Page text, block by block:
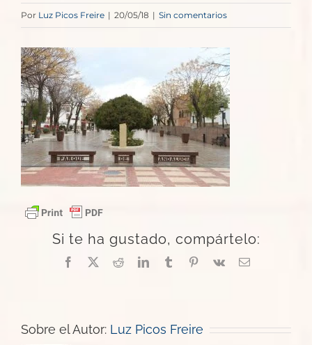
Por Luz Picos Freire | 20/05/18 | Sin comentarios
Si te ha gustado, compártelo:
Facebook
X RedditLinkedInTumblrPinterest
Vk
Correo
Sobre el Autor: Luz Picos Freire